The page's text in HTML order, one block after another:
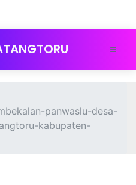
panwaslu-desa-
kabupaten-